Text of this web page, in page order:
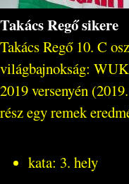
Takács Regő sikere
Takács Regő 10. C
világbajnokság:
2019 versenyén
rész egy remek
kata: 3. hely